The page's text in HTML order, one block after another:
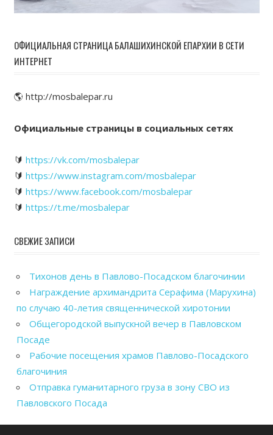
ОФИЦИАЛЬНАЯ СТРАНИЦА БАЛАШИХИНСКОЙ ЕПАРХИИ В СЕТИ
ИНТЕРНЕТ
🌎 http://mosbalepar.ru
Официальные страницы в социальных сетях
🔰 https://vk.com/mosbalepar
🔰 https://www.instagram.com/mosbalepar
🔰 https://www.facebook.com/mosbalepar
🔰 https://t.me/mosbalepar
СВЕЖИЕ ЗАПИСИ
Тихонов день в Павлово-Посадском благочинии
Награждение архимандрита Серафима (Марухина)
по случаю 40-летия священнической хиротонии
Общегородской выпускной вечер в Павловском
Посаде
Рабочие посещения храмов Павлово-Посадского
благочиния
Отправка гуманитарного груза в зону СВО из
Павловского Посада